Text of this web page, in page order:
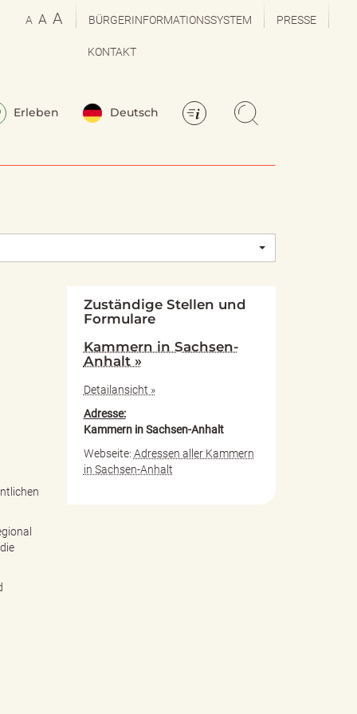
A A A BÜRGERINFORMATIONSSYSTEM PRESSE
KONTAKT
Erleben Deutsch
Zuständige Stellen und
Formulare
Kammern in Sachsen-
Anhalt »
Detailansicht »
Adresse:
Kammern in Sachsen-Anhalt
Webseite: Adressen aller Kammern
in Sachsen-Anhalt